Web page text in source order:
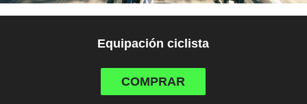
Equipación ciclista
COMPRAR